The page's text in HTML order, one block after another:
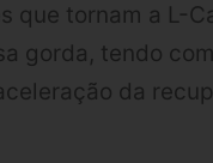
que tornam a L-
gorda, tendo
da